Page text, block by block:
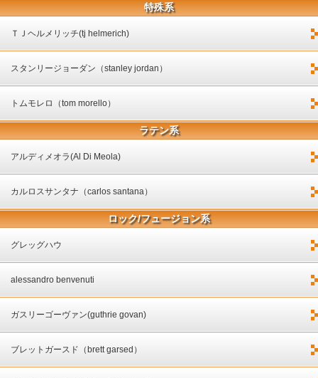
特殊系
ＴＪヘルメリッチ(tj helmerich)
スタンリージョーダン（stanley jordan）
トムモレロ（tom morello）
ラテン系
アルディメオラ(Al Di Meola)
カルロスサンタナ（carlos santana）
ロック/フュージョン系
グレッグハウ
alessandro benvenuti
ガスリーゴーヴァン(guthrie govan)
ブレットガースド（brett garsed）